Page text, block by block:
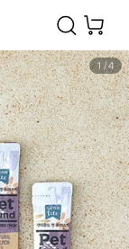
1 /4